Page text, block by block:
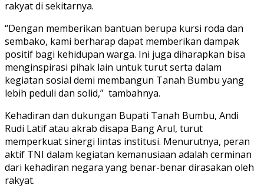
rakyat di sekitarnya.
“Dengan memberikan bantuan berupa kursi roda dan
sembako, kami berharap dapat memberikan dampak
positif bagi kehidupan warga. Ini juga diharapkan bisa
menginspirasi pihak lain untuk turut serta dalam
kegiatan sosial demi membangun Tanah Bumbu yang
lebih peduli dan solid,” tambahnya.
Kehadiran dan dukungan Bupati Tanah Bumbu, Andi
Rudi Latif atau akrab disapa Bang Arul, turut
memperkuat sinergi lintas institusi. Menurutnya, peran
aktif TNI dalam kegiatan kemanusiaan adalah cerminan
dari kehadiran negara yang benar-benar dirasakan oleh
rakyat.